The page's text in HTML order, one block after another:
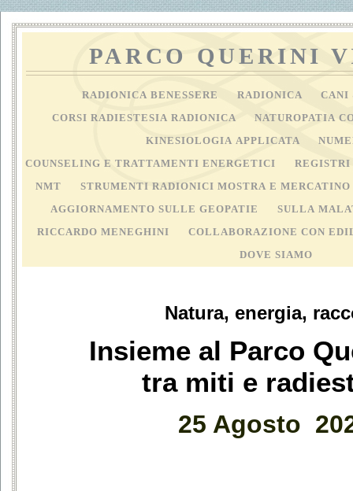
PARCO QUERINI
RADIONICA BENESSERE RADIONICA CANI
CORSI RADIESTESIA RADIONICA NATUROPATIA
KINESIOLOGIA APPLICATA
COUNSELING E TRATTAMENTI ENERGETICI
NMT STRUMENTI RADIONICI MOSTRA E MERCATINO
AGGIORNAMENTO SULLE GEOPATIE SULLA
RICCARDO MENEGHINI COLLABORAZIONE CON
DOVE SIAMO
Natura, energia,
Insieme al Parco
tra miti e
25 Agosto